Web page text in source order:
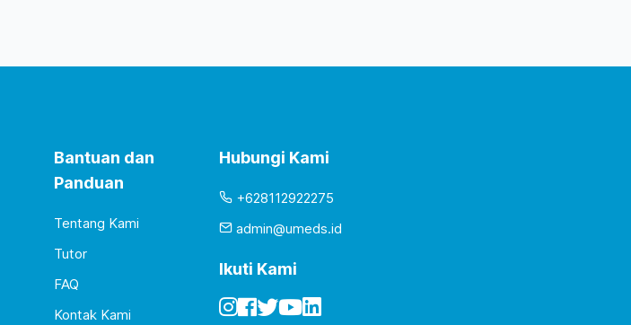
Bantuan dan
Panduan
Tentang Kami
Tutor
FAQ
Kontak Kami
Hubungi Kami
+628112922275
admin@umeds.id
Ikuti Kami